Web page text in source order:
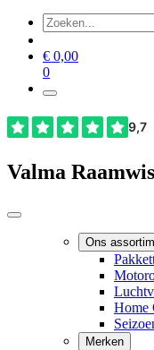
€ 0,00
0
Valma
Ons
Home
Merken